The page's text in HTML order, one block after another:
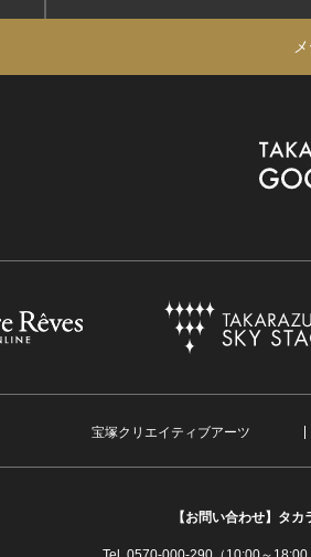
宝塚クリエイティブアーツ
【お問い合わせ】 タカ